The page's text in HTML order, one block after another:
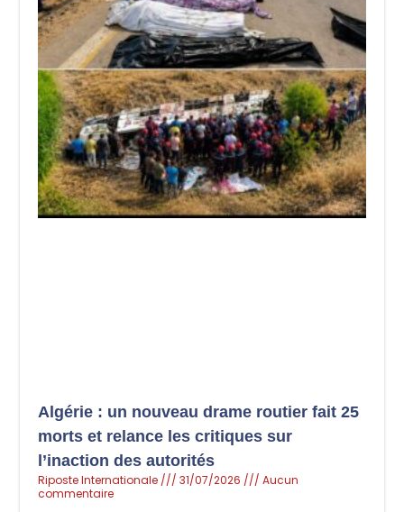
Algérie : un nouveau drame routier fait 25
morts et relance les critiques sur
l’inaction des autorités
Riposte Internationale 31/07/2026
Aucun
commentaire